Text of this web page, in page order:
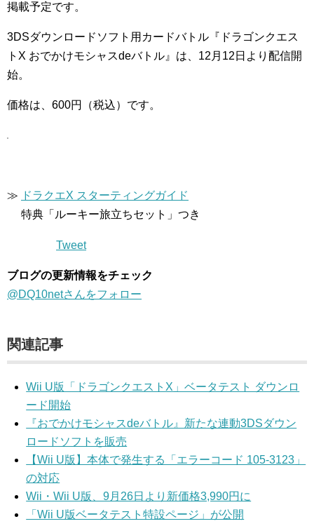
掲載予定です。
3DSダウンロードソフト用カードバトル『ドラゴンクエス
トX おでかけモシャスdeバトル』は、12月12日より配信開
始。
価格は、600円（税込）です。
≫ ドラクエX スターティングガイド
特典「ルーキー旅立ちセット」つき
Tweet
ブログの更新情報をチェック
@DQ10netさんをフォロー
関連記事
Wii U版「ドラゴンクエストX」ベータテスト ダウンロ
ード開始
『おでかけモシャスdeバトル』新たな連動3DSダウン
ロードソフトを販売
【Wii U版】本体で発生する「エラーコード 105-3123」
の対応
Wii・Wii U版、9月26日より新価格3,990円に
「Wii U版ベータテスト特設ページ」が公開